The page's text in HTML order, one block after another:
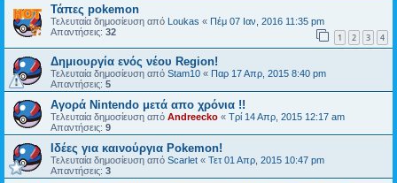
Τάπες pokemon
Τελευταία δημοσίευση από Loukas « Πέμ 07 Ιαν, 2016 11:35 pm
Απαντήσεις: 32 1 2 3 4
Δημιουργία ενός νέου Region!
Τελευταία δημοσίευση από Stam10 « Παρ 17 Απρ, 2015 8:40 pm
Απαντήσεις: 5
Αγορά Nintendo μετά απο χρόνια !!
Τελευταία δημοσίευση από Andreecko « Τρί 14 Απρ, 2015 12:17 am
Απαντήσεις: 9
Ιδέες για καινούργια Pokemon!
Τελευταία δημοσίευση από Scarlet « Τετ 01 Απρ, 2015 10:47 pm
Απαντήσεις: 3